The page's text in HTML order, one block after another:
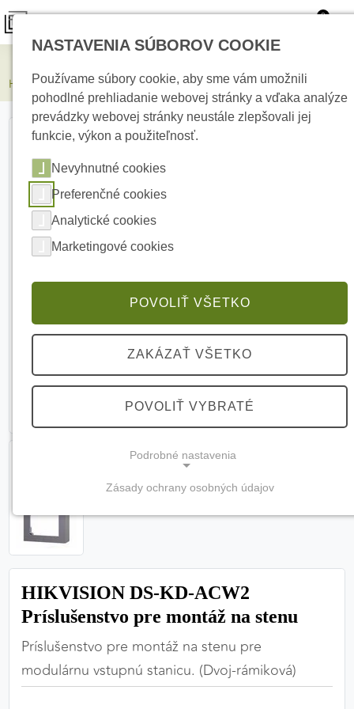
0
HIKVISION DS-KD-ACW2 Príslušenstvo pre montáž na stenu
HIKVISION DS-KD-ACW2
Príslušenstvo pre montáž na stenu
Príslušenstvo pre montáž na stenu pre
modulárnu vstupnú stanicu. (Dvoj-rámiková)
NASTAVENIA SÚBOROV COOKIE
Používame súbory cookie, aby sme vám umožnili
pohodlné prehliadanie webovej stránky a vďaka analýze
prevádzky webovej stránky neustále zlepšovali jej
funkcie, výkon a použiteľnosť.
Nevyhnutné cookies
Preferenčné cookies
Analytické cookies
Marketingové cookies
POVOLIŤ VŠETKO
ZAKÁZAŤ VŠETKO
POVOLIŤ VYBRATÉ
Podrobné nastavenia
Tieto cookies sú potrebné na správne fungovanie
zabezpečiť jej plnú funkčnosť.
Zásady ochrany osobných údajov